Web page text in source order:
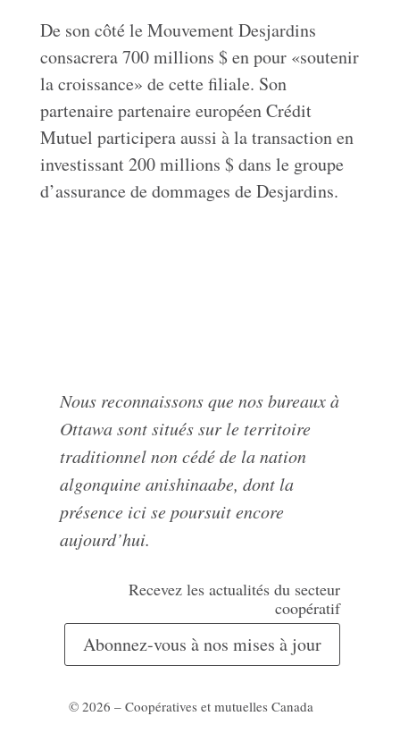
De son côté le Mouvement Desjardins
consacrera 700 millions $ en pour «soutenir
la croissance» de cette filiale. Son
partenaire partenaire européen Crédit
Mutuel participera aussi à la transaction en
investissant 200 millions $ dans le groupe
d’assurance de dommages de Desjardins.
Nous reconnaissons que nos bureaux à
Ottawa sont situés sur le territoire
traditionnel non cédé de la nation
algonquine anishinaabe, dont la
présence ici se poursuit encore
aujourd’hui.
Recevez les actualités du secteur
coopératif
Abonnez-vous à nos mises à jour
© 2026 – Coopératives et mutuelles Canada